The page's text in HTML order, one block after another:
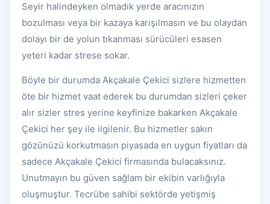
Seyir halindeyken olmadık yerde aracınızın
bozulması veya bir kazaya karışılmasın ve bu olaydan
dolayı bir de yolun tıkanması sürücüleri esasen
yeteri kadar strese sokar.
Böyle bir durumda Akçakale Çekici sizlere hizmetten
öte bir hizmet vaat ederek bu durumdan sizleri çeker
alır sizler stres yerine keyfinize bakarken Akçakale
Çekici her şey ile ilgilenir. Bu hizmetler sakın
gözünüzü korkutmasın piyasada en uygun fiyatları da
sadece Akçakale Çekici firmasında bulacaksınız.
Unutmayın bu güven sağlam bir ekibin varlığıyla
oluşmuştur. Tecrübe sahibi sektörde yetişmiş